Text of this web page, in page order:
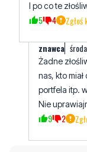
I po co te
5 4 Zgłoś
znawca
Żadne
nas, kto
portfela itp.
Nie
9 2